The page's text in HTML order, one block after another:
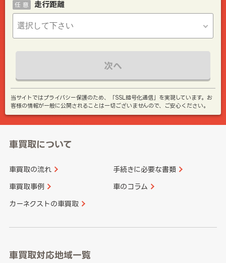
走行距離
任 意
次へ
当サイトではプライバシー保護のため、「SSL暗号化通信」を実現しています。お
客様の情報が一般に公開されることは一切ございませんので、ご安心ください。
車買取について
車買取の流れ 手続きに必要な書類
車買取事例 車のコラム
カーネクストの車買取
車買取対応地域一覧